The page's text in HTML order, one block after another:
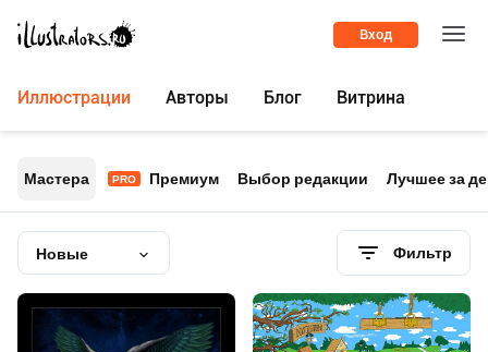
Вход
Иллюстрации Авторы Блог Витрина
Новые
Мастера PRO Премиум Выбор редакции Лучшее за
Фильтр